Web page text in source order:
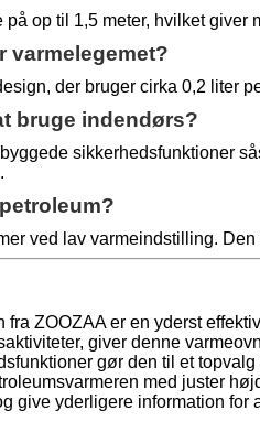
op til 1,5 meter, hvilket
varmelegemet?
der bruger cirka 0,2 liter
bruge indendørs?
sikkerhedsfunktioner
ved lav varmeindstilling.
ZOOZAA er en yderst
giver denne
gør den til et
med juster
give yderligere information for